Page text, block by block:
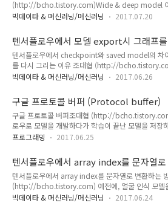
http://bcho.tistory.com/1179 ) 두번째는, 체크포
아니라, 그래프를 함께 저장하는 방식으..
(http://bcho.tistory.com)Wide & deep model
된 예제는
문서에 있는 코드를 활용하였습니다. 음식 검색 키워
결과를 학습 시킨 후에 이 결과를 기반으로 사용자에
추천해주는 서비스가 있다고 하자.Monetization
model (기억과 와이드 모델)로지스틱 회귀 모델을
천 알고리즘을 작성하여 학습을 시킨 경우, 학습 데이
(프라이드 치킨)으로 검색한 사용자가 (치킨과 와플)
기록이 많았다면, 이 모델은 (..
빅데이타 & 머신러닝/머신러닝 2017.07.20
텐서플로우에서 모델 export시 그래프
텐서플로우에서 checkpoint와 saved model의 차
를 다시 그리는 이유 조대협 (http://
model 텐서플로우 튜토리얼들을 보면 모델을 저장
등에 학습된 모델을 올려서 inference를 하고자 할
지 않고, 별도로 모델을 Saved model로 export하
point와 saved model의 차이가 무엇일까? check-
용을 중간에 저장하고 나중에 학습을..
빅데이타 & 머신러닝/머신러닝 2017.06.26
구글 프로토콜 버퍼 (Protocol buffer)
구글 프로토콜 버퍼조대협 (http://
로우로 모델을 개발하다가 학습이 끝난 모델을 저장
는 데 사용하려고 하니, 모델을 저장하는 부분이 꽤나
한다는 것을 알았다. 그래서, 오래전에 살펴보았던 프
퍼를 다시 살펴보았다.개요 및 특징프로토토콜 버퍼
개발하고 오픈소스로 공개한, 직렬화 데이타 구조
Data Structure)이다. C++,C#, Go, Java,
Javascript, Ruby 등 다양한 언어를 지원하며 특히
프로그래밍 2017.06.25
텐서플로우에서 array index를 문자열로
텐서플로우에서 array index를 문자열로 변환하는
(http://bcho.tistory.com) 예전에, 얼굴 인식 모델
고 사람 이름 문자열로 했다가 이 문자열의 배열 인덱
빅데이타 & 머신러닝/머신러닝 2017.06.24